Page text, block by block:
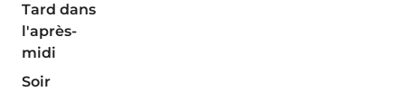
Tard dans
l'après-
midi
Soir